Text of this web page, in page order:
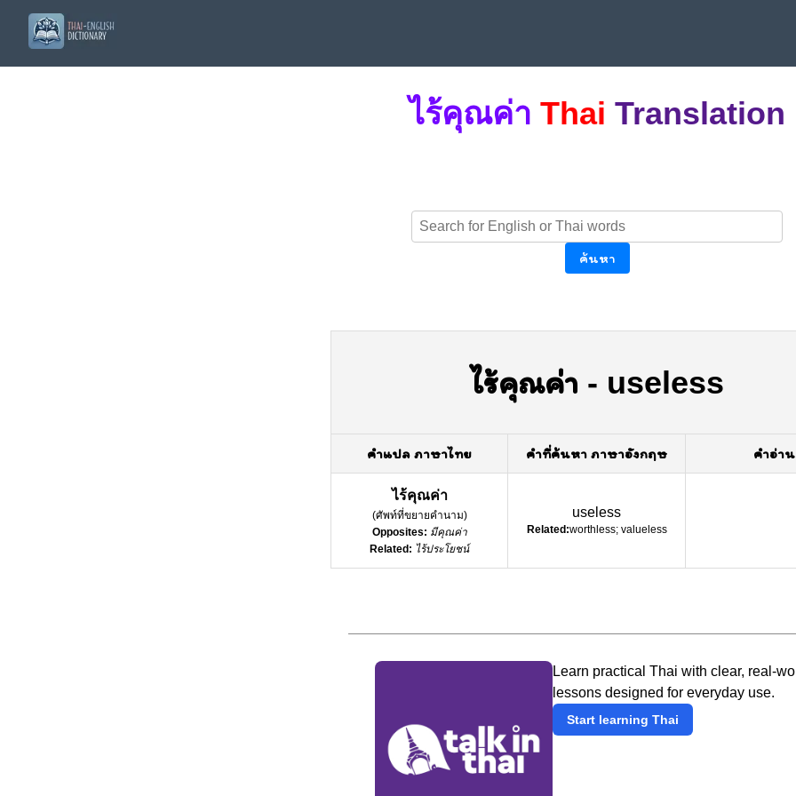
ไร้คุณค่า Thai Translation
ค้นหา
ไร้คุณค่า - useless
คำแปล ภาษาไทย คำที่ค้นหา ภาษาอังกฤษ คำอ่าน
ไร้คุณค่า
(ศัพท์ที่ขยายคำนาม)
Opposites: มีคุณค่า
Related: ไร้ประโยชน์
useless
Related:worthless; valueless
Learn practical Thai with clear, real-
lessons designed for everyday use.
Start learning Thai